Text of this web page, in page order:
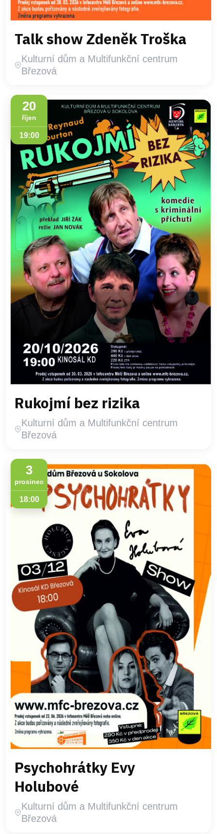
Talk show Zdeněk Troška
Kulturní dům a Multifunkční centrum
Březová
20
říjen
19:00
Rukojmí bez rizika
Kulturní dům a Multifunkční centrum
Březová
3
prosinec
18:00
Psychohrátky Evy
Holubové
Kulturní dům a Multifunkční centrum
Březová